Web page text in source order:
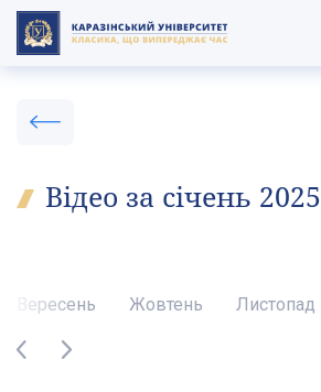
Відео за січень 2025
Вересень Жовтень Листопад